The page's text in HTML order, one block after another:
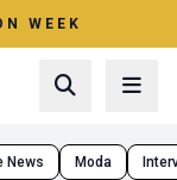
WEEK
News Moda